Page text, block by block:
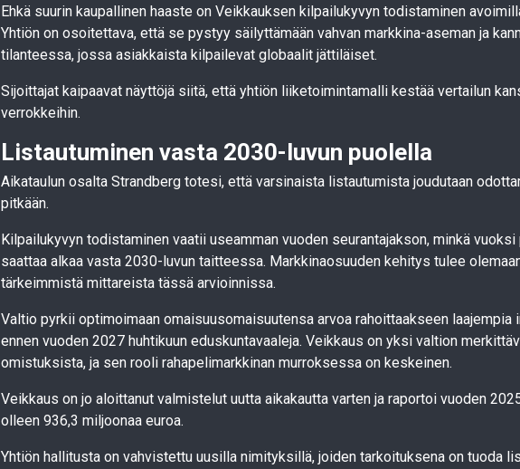
Ehkä suurin kaupallinen haaste on Veikkauksen kilpailukyvyn todistaminen
Yhtiön on osoitettava, että se pystyy säilyttämään vahvan markkina-aseman ja
tilanteessa, jossa asiakkaista kilpailevat globaalit jättiläiset.
Sijoittajat kaipaavat näyttöjä siitä, että yhtiön liiketoimintamalli kestää vertailun
verrokkeihin.
Listautuminen vasta 2030-luvun puolella
Aikataulun osalta Strandberg totesi, että varsinaista listautumista joudutaan
pitkään.
Kilpailukyvyn todistaminen vaatii useamman vuoden seurantajakson, minkä vuoksi
saattaa alkaa vasta 2030-luvun taitteessa. Markkinaosuuden kehitys tulee
tärkeimmistä mittareista tässä arvioinnissa.
Valtio pyrkii optimoimaan omaisuusomaisuutensa arvoa rahoittaakseen laajempia
ennen vuoden 2027 huhtikuun eduskuntavaaleja. Veikkaus on yksi valtion
omistuksista, ja sen rooli rahapelimarkkinan murroksessa on keskeinen.
Veikkaus on jo aloittanut valmistelut uutta aikakautta varten ja raportoi vuoden
olleen 936,3 miljoonaa euroa.
Yhtiön hallitusta on vahvistettu uusilla nimityksillä, joiden tarkoituksena on tuoda